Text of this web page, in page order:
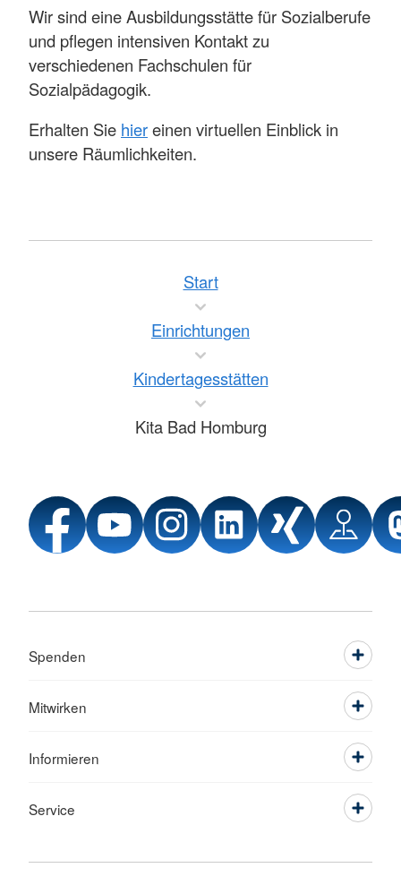
Wir sind eine Ausbildungsstätte für Sozialberufe
und pflegen intensiven Kontakt zu
verschiedenen Fachschulen für
Sozialpädagogik.
Erhalten Sie hiereinen virtuellen Einblick in
unsere Räumlichkeiten.
Start
Einrichtungen
Kindertagesstätten
Kita Bad Homburg
Spenden
Mitwirken
Informieren
Service